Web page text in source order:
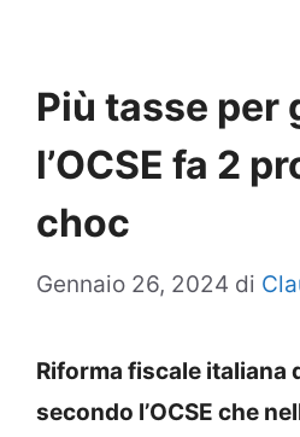
Più tasse per
l’OCSE fa 2
choc
Gennaio 26, 2024 di
Riforma fiscale italiana
secondo l’OCSE che